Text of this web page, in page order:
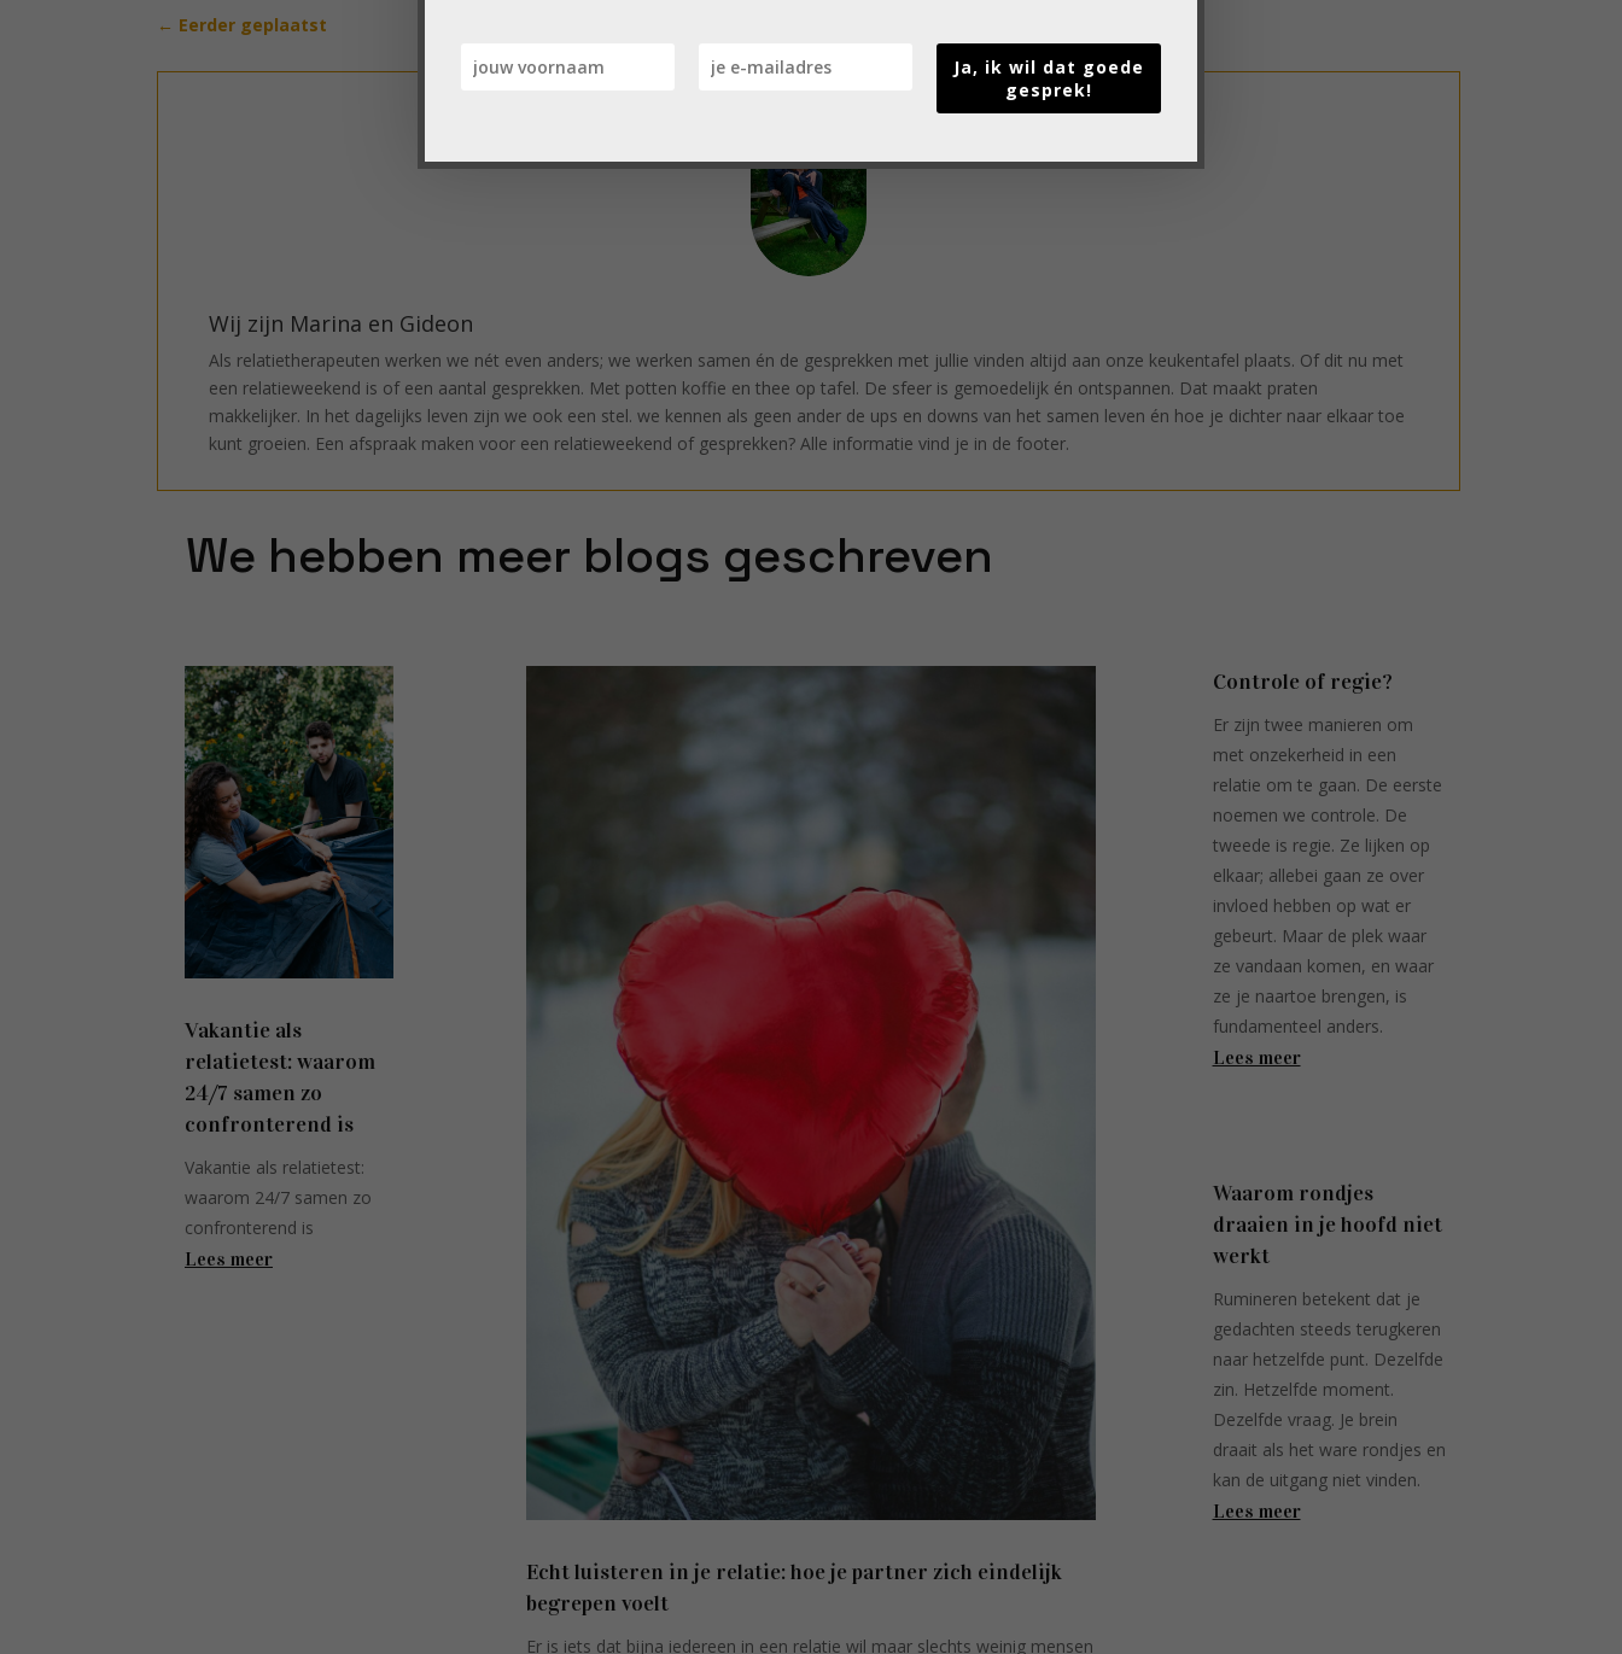
← Eerder geplaatst
Wij zijn Marina en Gideon
Als relatietherapeuten werken we nét even anders; we werken samen én de gesprekken met jullie vinden altijd aan onze keukentafel plaats. Of dit nu met
een relatieweekend is of een aantal gesprekken. Met potten koffie en thee op tafel. De sfeer is gemoedelijk én ontspannen. Dat maakt praten
makkelijker. In het dagelijks leven zijn we ook een stel. we kennen als geen ander de ups en downs van het samen leven én hoe je dichter naar elkaar toe
kunt groeien. Een afspraak maken voor een relatieweekend of gesprekken? Alle informatie vind je in de footer.
We hebben meer blogs geschreven
Vakantie als
relatietest: waarom
24/7 samen zo
confronterend is
Vakantie als relatietest:
waarom 24/7 samen zo
confronterend is
Lees meer
Echt luisteren in je relatie: hoe je partner zich eindelijk
begrepen voelt
Er is iets dat bijna iedereen in een relatie wil maar slechts weinig mensen
Controle of regie?
Er zijn twee manieren om
met onzekerheid in een
relatie om te gaan. De eerste
noemen we controle. De
tweede is regie. Ze lijken op
elkaar; allebei gaan ze over
invloed hebben op wat er
gebeurt. Maar de plek waar
ze vandaan komen, en waar
ze je naartoe brengen, is
fundamenteel anders.
Lees meer
Waarom rondjes
draaien in je hoofd niet
werkt
Rumineren betekent dat je
gedachten steeds terugkeren
naar hetzelfde punt. Dezelfde
zin. Hetzelfde moment.
Dezelfde vraag. Je brein
draait als het ware rondjes en
kan de uitgang niet vinden.
Lees meer
Ja, ik wil dat goede
gesprek!